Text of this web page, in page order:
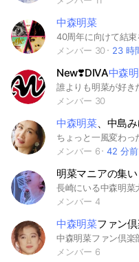
中森明菜
40周年に向けて結
メンバー 30
23 時
New❣️DIVA中森
誰よりも明菜が好
メンバー 30
中森明菜、中島
メンバー 6
42 分前
明菜マニアの
メンバー 4
中森明菜ファン
メンバー 6